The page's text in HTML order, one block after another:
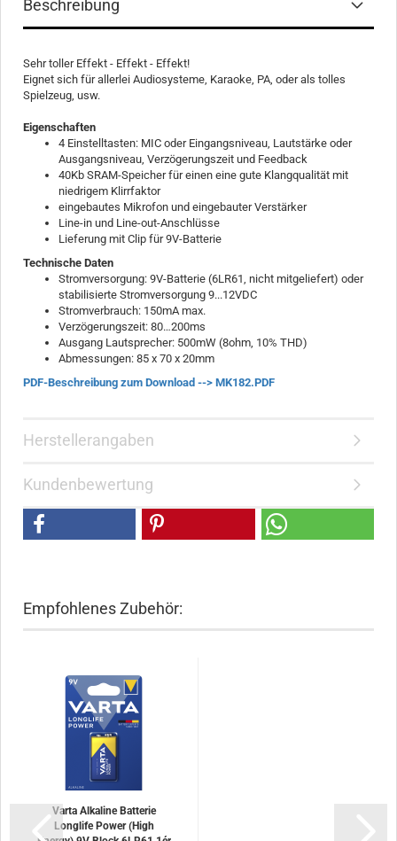
Beschreibung
Sehr toller Effekt - Effekt - Effekt!
Eignet sich für allerlei Audiosysteme, Karaoke, PA, oder als tolles
Spielzeug, usw.
Eigenschaften
4 Einstelltasten: MIC oder Eingangsniveau, Lautstärke oder
Ausgangsniveau, Verzögerungszeit und Feedback
40Kb SRAM-Speicher für einen eine gute Klangqualität mit
niedrigem Klirrfaktor
eingebautes Mikrofon und eingebauter Verstärker
Line-in und Line-out-Anschlüsse
Lieferung mit Clip für 9V-Batterie
Technische Daten
Stromversorgung: 9V-Batterie (6LR61, nicht mitgeliefert) oder
stabilisierte Stromversorgung 9...12VDC
Stromverbrauch: 150mA max.
Verzögerungszeit: 80…200ms
Ausgang Lautsprecher: 500mW (8ohm, 10% THD)
Abmessungen: 85 x 70 x 20mm
PDF-Beschreibung zum Download --> MK182.PDF
Herstellerangaben
Kundenbewertung
Empfohlenes Zubehör:
Varta Alkaline Batterie
Longlife Power (High